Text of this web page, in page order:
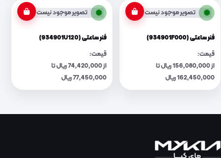
تصویر موجود نیست
فنر ساعتی (934901F000)
قیمت:
از 156,080,000 ریال تا
162,450,000 ریال
تصویر موجود نیست
فنر ساعتی (934901U120)
قیمت:
از 74,420,000 ریال تا
77,450,000 ریال